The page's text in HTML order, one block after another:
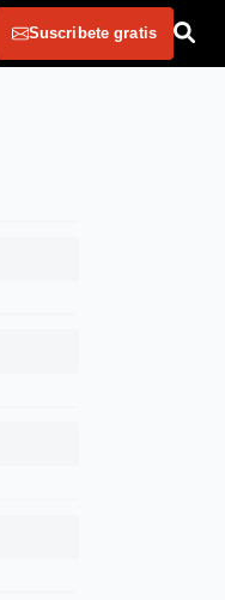
Suscribete gratis